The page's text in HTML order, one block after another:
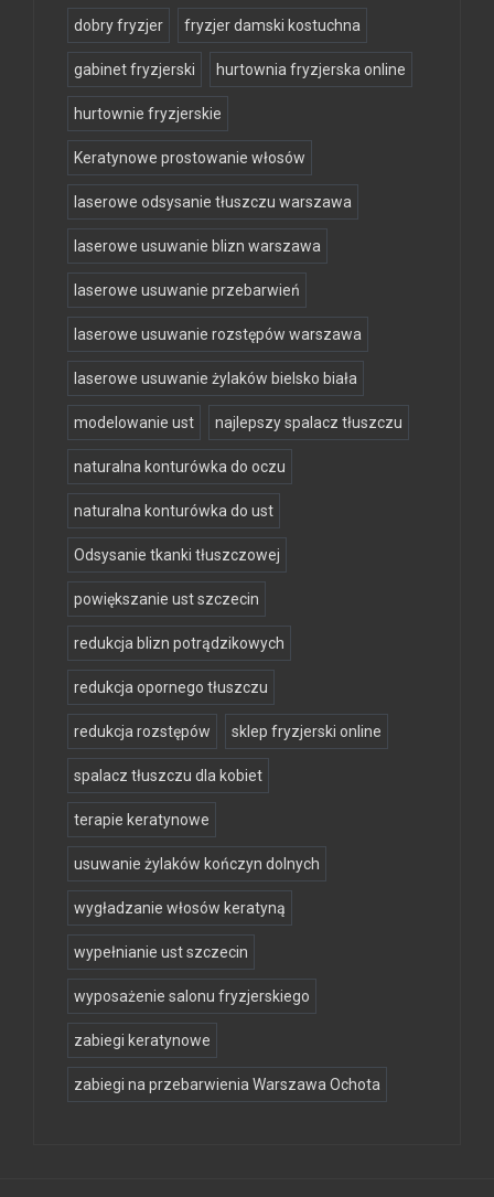
dobry fryzjer fryzjer damski kostuchna
gabinet fryzjerski hurtownia fryzjerska online
hurtownie fryzjerskie
Keratynowe prostowanie włosów
laserowe odsysanie tłuszczu warszawa
laserowe usuwanie blizn warszawa
laserowe usuwanie przebarwień
laserowe usuwanie rozstępów warszawa
laserowe usuwanie żylaków bielsko biała
modelowanie ust najlepszy spalacz tłuszczu
naturalna konturówka do oczu
naturalna konturówka do ust
Odsysanie tkanki tłuszczowej
powiększanie ust szczecin
redukcja blizn potrądzikowych
redukcja opornego tłuszczu
redukcja rozstępów sklep fryzjerski online
spalacz tłuszczu dla kobiet
terapie keratynowe
usuwanie żylaków kończyn dolnych
wygładzanie włosów keratyną
wypełnianie ust szczecin
wyposażenie salonu fryzjerskiego
zabiegi keratynowe
zabiegi na przebarwienia Warszawa Ochota